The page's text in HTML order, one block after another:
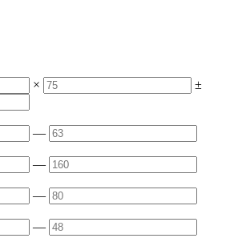
×
±
—
—
—
—